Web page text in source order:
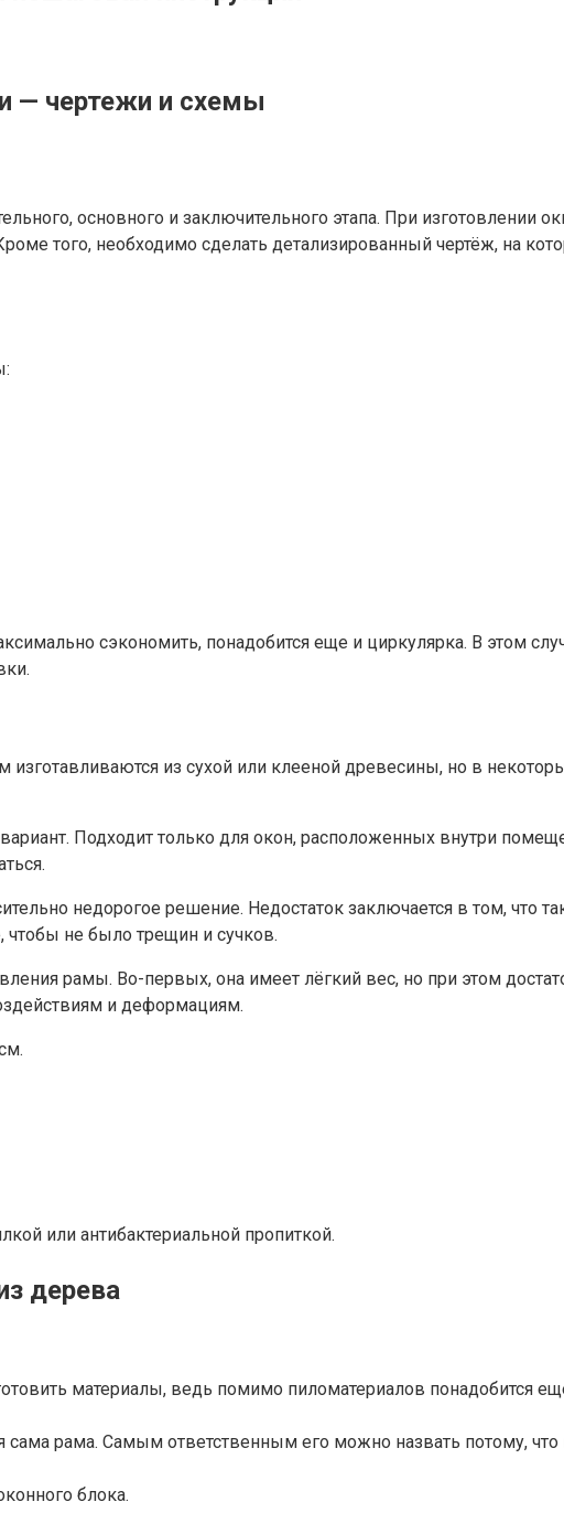
— чертежи и схемы
основного и заключительного этапа. При изготовлении
того, необходимо сделать детализированный чертёж, на
сэкономить, понадобится еще и циркулярка. В этом
из сухой или клееной древесины, но в
Подходит только для окон, расположенных внутри
недорогое решение. Недостаток заключается в том, что
чтобы не было трещин и сучков.
рамы. Во-первых, она имеет лёгкий вес, но при этом
и деформациям.
или антибактериальной пропиткой.
дерева
материалы, ведь помимо пиломатериалов понадобится
сама рама. Самым ответственным его можно назвать потому,
блока.